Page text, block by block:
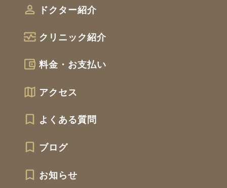
ドクター紹介
クリニック紹介
料金・お支払い
アクセス
よくある質問
ブログ
お知らせ